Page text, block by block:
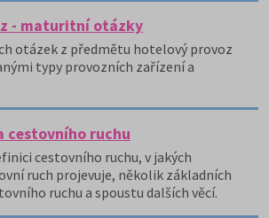
- maturitní otázky
otázek z předmětu hotelový provoz
typy provozních zařízení a
cestovního ruchu
cestovního ruchu, v jakých
ruch projevuje, několik základních
ruchu a spoustu dalších věcí.